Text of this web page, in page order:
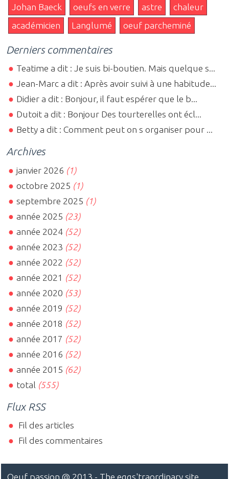
Johan Baeck
oeufs en verre astre
chaleur
académicien
Langlumé oeuf parcheminé
Derniers commentaires
Teatime a dit : Je suis bi-boutien. Mais quelque s...
Jean-Marc a dit : Après avoir suivi à une habitude...
Didier a dit : Bonjour, il faut espérer que le b...
Dutoit a dit : Bonjour Des tourterelles ont écl...
Betty a dit : Comment peut on s organiser pour ...
Archives
janvier 2026 (1)
octobre 2025 (1)
septembre 2025 (1)
année 2025 (23)
année 2024 (52)
année 2023 (52)
année 2022 (52)
année 2021 (52)
année 2020 (53)
année 2019 (52)
année 2018 (52)
année 2017 (52)
année 2016 (52)
année 2015 (62)
total (555)
Flux RSS
Fil des articles
Fil des commentaires
Oeuf passion @ 2013 - The eggs'traordinary site